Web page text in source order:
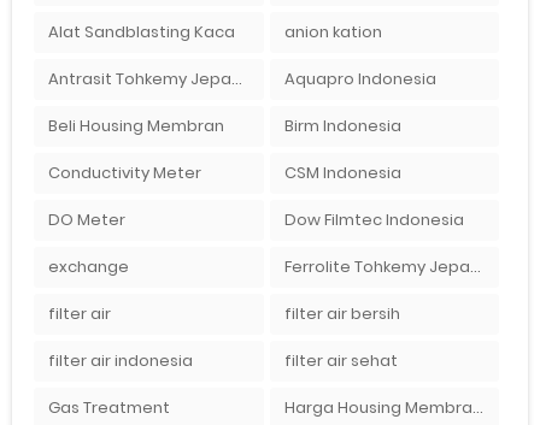
Alat Sandblasting Kaca anion kation
Antrasit Tohkemy Jepang Indonesia Aquapro Indonesia
Beli Housing Membran Birm Indonesia
Conductivity Meter CSM Indonesia
DO Meter Dow Filmtec Indonesia
exchange Ferrolite Tohkemy Jepang Indonesia
filter air filter air bersih
filter air indonesia filter air sehat
Gas Treatment Harga Housing Membran RO 2000 GPD